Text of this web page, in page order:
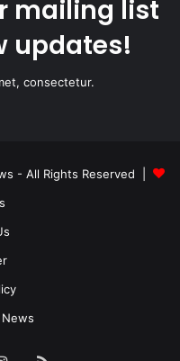
mailing list
updates!
consectetur.
- All Rights Reserved |